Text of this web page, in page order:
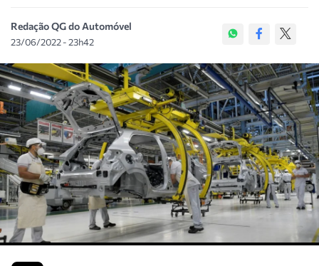
Redação QG do Automóvel
23/06/2022 - 23h42